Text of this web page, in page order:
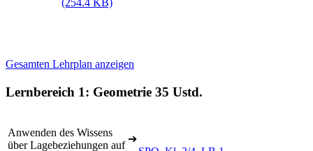
(254.4 KB)
Gesamten Lehrplan anzeigen
Lernbereich 1: Geometrie 35 Ustd.
Anwenden des Wissens
über Lagebeziehungen auf
➔